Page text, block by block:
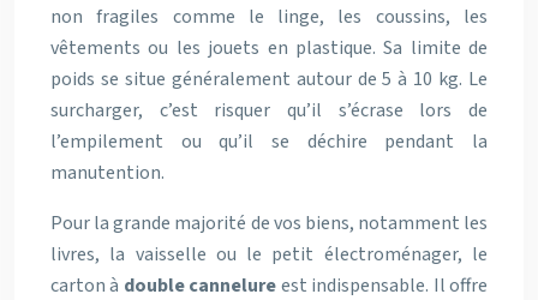
non fragiles comme le linge, les coussins, les
vêtements ou les jouets en plastique. Sa limite de
poids se situe généralement autour de 5 à 10 kg. Le
surcharger, c’est risquer qu’il s’écrase lors de
l’empilement ou qu’il se déchire pendant la
manutention.
Pour la grande majorité de vos biens, notamment les
livres, la vaisselle ou le petit électroménager, le
carton à double cannelureest indispensable. Il offre